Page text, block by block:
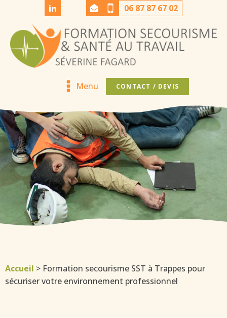
06 87 87 67 02
Menu CONTACT / DEVIS
Accueil > Formation secourisme SST à Trappes pour
sécuriser votre environnement professionnel